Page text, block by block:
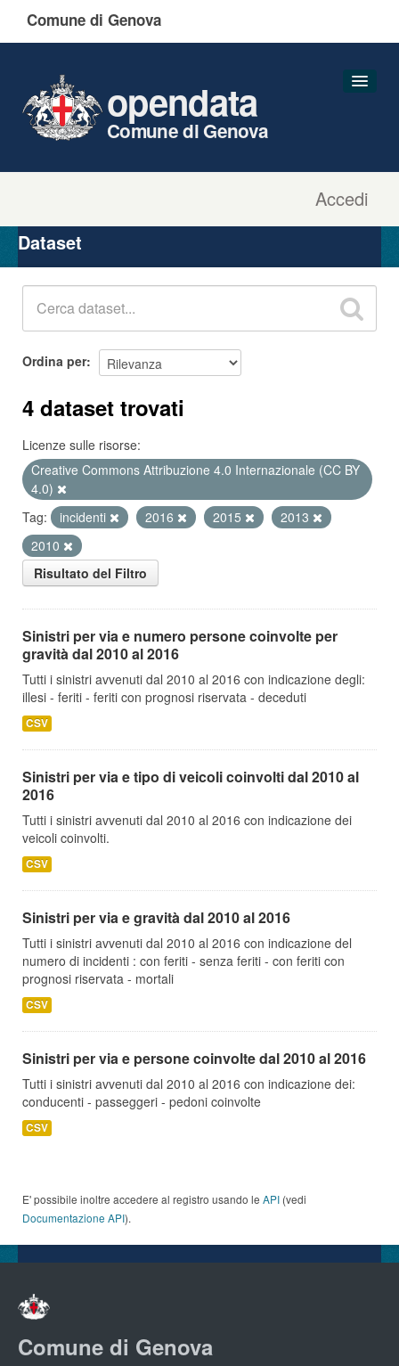
Comune di Genova
Accedi
opendata
Comune di Genova
Organizzazioni
Gruppi
Dataset
Ordina per
4 dataset trovati
Licenze sulle risorse:
Creative Commons Attribuzione 4.0 Internazionale (CC BY
4.0)
Tag:
incidenti 2016 2015
2013
2010
Risultato del Filtro
Sinistri per via e numero persone coinvolte per
gravità dal 2010 al 2016
Tutti i sinistri avvenuti dal 2010 al 2016 con indicazione degli:
illesi - feriti - feriti con prognosi riservata - deceduti
CSV
Sinistri per via e tipo di veicoli coinvolti dal 2010 al
2016
Tutti i sinistri avvenuti dal 2010 al 2016 con indicazione dei
veicoli coinvolti.
CSV
Sinistri per via e gravità dal 2010 al 2016
Tutti i sinistri avvenuti dal 2010 al 2016 con indicazione del
numero di incidenti : con feriti - senza feriti - con feriti con
prognosi riservata - mortali
CSV
Sinistri per via e persone coinvolte dal 2010 al 2016
Tutti i sinistri avvenuti dal 2010 al 2016 con indicazione dei:
conducenti - passeggeri - pedoni coinvolte
CSV
E' possibile inoltre accedere al registro usando le API (vedi
Documentazione API).
Comune di Genova